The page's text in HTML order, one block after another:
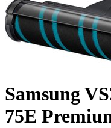
Samsung
75E